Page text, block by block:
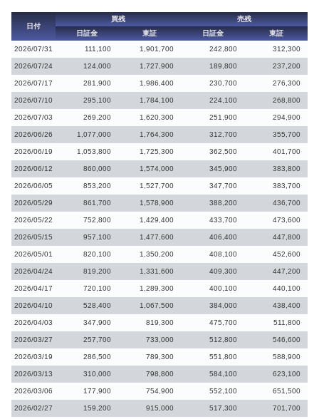
日付
買残
売残
日証金
東証 日証金
東証
2026/07/31
111,100 1,901,700 242,800 312,300
2026/07/24 124,000 1,727,900 189,800 237,200
2026/07/17 281,900 1,986,400 230,700 276,300
2026/07/10 295,100 1,784,100 224,100 268,800
2026/07/03 269,200 1,620,300 251,900 294,900
2026/06/26 1,077,000 1,764,300 312,700 355,700
2026/06/19 1,053,800 1,725,300 362,500 401,700
2026/06/12 860,000 1,574,000 345,900 383,800
2026/06/05 853,200 1,527,700 347,700 383,700
2026/05/29 861,700 1,578,900 388,200 436,700
2026/05/22 752,800 1,429,400 433,700 473,600
2026/05/15 957,100 1,477,600 406,400 447,800
2026/05/01 820,100 1,350,200 408,100 452,600
2026/04/24 819,200 1,331,600 409,300 447,200
2026/04/17 720,100 1,289,300 400,100 440,100
2026/04/10 528,400 1,067,500 384,000 438,400
2026/04/03 347,900 819,300 475,700 511,800
2026/03/27 257,700 733,000 512,800 546,600
2026/03/19 286,500 789,300 551,800 588,900
2026/03/13 310,000 798,800 584,100 623,100
2026/03/06 177,900 754,900 552,100 651,500
2026/02/27 159,200 915,000 517,300 701,700